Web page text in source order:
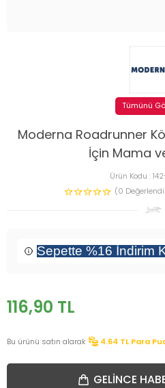
Moderna Roadrunner
İçin Mama
Ürün Kodu :
(0
Tümünü
Sepette %16 İndirim
116,90 TL
Bu ürünü satın alarak
4.64 TL Para
GELINCE